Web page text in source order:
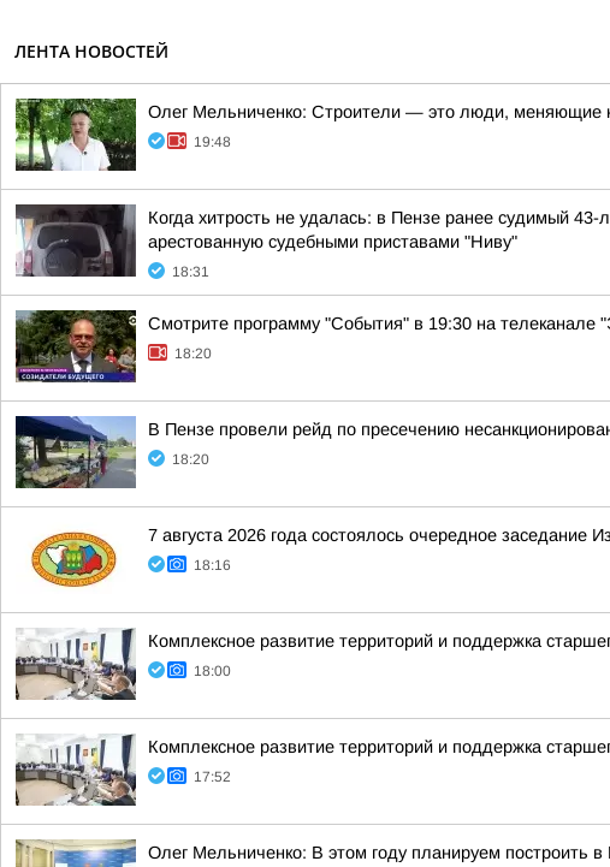
ЛЕНТА НОВОСТЕЙ
Олег Мельниченко: Строители — это люди, меняющие
19:48
Когда хитрость не удалась: в Пензе ранее судимый
арестованную судебными приставами "Ниву"
18:31
Смотрите программу "События" в 19:30 на телеканале
18:20
В Пензе провели рейд по пресечению
18:20
7 августа 2026 года состоялось очередное заседание
18:16
Комплексное развитие территорий и поддержка
18:00
Комплексное развитие территорий и поддержка
17:52
Олег Мельниченко: В этом году планируем построить